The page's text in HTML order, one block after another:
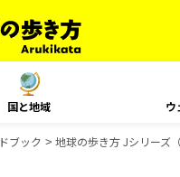
国と地域 ウ
ブック 地球の歩き方 Jシリーズ